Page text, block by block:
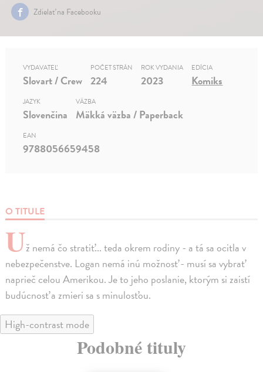
Zdielať na Facebooku
O TITULE
Už nemá čo stratiť... teda okrem rodiny - a tá sa ocitla v
nebezpečenstve. Logan nemá inú možnosť - musí sa vybrať
naprieč celou Amerikou. Je to jeho poslanie, ktorým si zaistí
budúcnosť a zmieri sa s minulosťou.
VYDAVATEĽ
Slovart / Crew
POČET STRÁN
224
ROK VYDANIA
2023
EDÍCIA
Komiks
JAZYK
Slovenčina
VÄZBA
Mäkká väzba / Paperback
EAN
9788056659458
High-contrast mode
Podobné tituly